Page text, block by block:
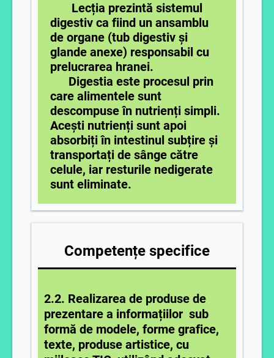
Lecția prezintă sistemul
digestiv ca fiind un ansamblu
de organe (tub digestiv și
glande anexe) responsabil cu
prelucrarea hranei.
Digestia este procesul prin
care alimentele sunt
descompuse în nutrienți simpli.
Acești nutrienți sunt apoi
absorbiți în intestinul subțire și
transportați de sânge către
celule, iar resturile nedigerate
sunt eliminate.
Competențe specifice
2.2. Realizarea de produse de
prezentare a informațiilor sub
formă de modele, forme grafice,
texte, produse artistice, cu